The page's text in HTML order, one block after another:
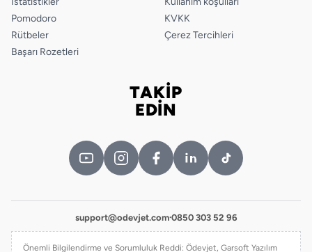
Pomodoro
Rütbeler
Başarı Rozetleri
KVKK
Çerez Tercihleri
TAKİP
EDİN
support@odevjet.com·0850 303 52 96
Önemli Bilgilendirme ve Sorumluluk Reddi: Ödevjet, Garsoft Yazılım